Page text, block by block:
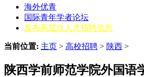
海外优青
国际青年学者论坛
发布高层次人才招聘信息
当前位置: 主页 > 高校招聘 > 陕西 >
陕西学前师范学院外国语